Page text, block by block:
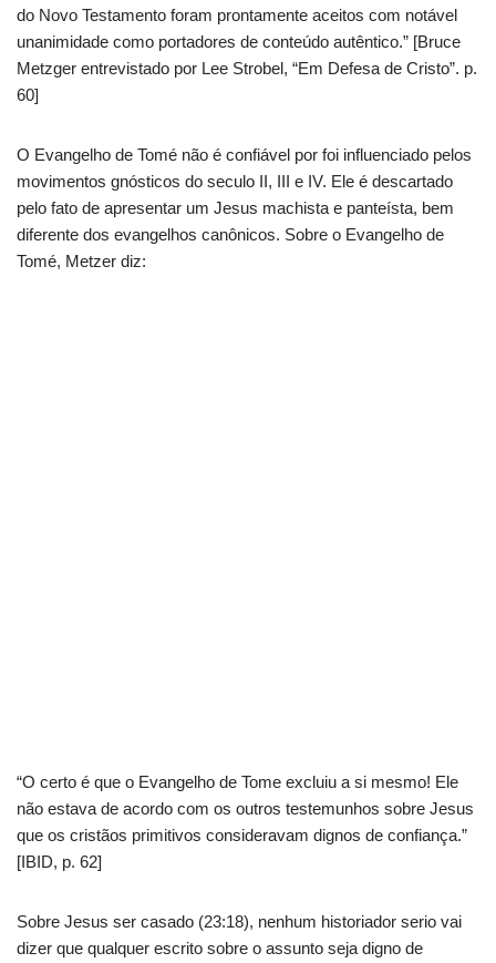
do Novo Testamento foram prontamente aceitos com notável
unanimidade como portadores de conteúdo autêntico.” [Bruce
Metzger entrevistado por Lee Strobel, “Em Defesa de Cristo”. p.
60]
O Evangelho de Tomé não é confiável por foi influenciado pelos
movimentos gnósticos do seculo II, III e IV. Ele é descartado
pelo fato de apresentar um Jesus machista e panteísta, bem
diferente dos evangelhos canônicos. Sobre o Evangelho de
Tomé, Metzer diz:
“O certo é que o Evangelho de Tome excluiu a si mesmo! Ele
não estava de acordo com os outros testemunhos sobre Jesus
que os cristãos primitivos consideravam dignos de confiança.”
[IBID, p. 62]
Sobre Jesus ser casado (23:18), nenhum historiador serio vai
dizer que qualquer escrito sobre o assunto seja digno de